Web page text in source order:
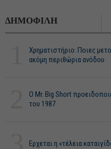
ΔΗΜΟΦΙΛΗ
Χρηματιστήριο: Ποιες
ακόμη περιθώρια ανόδου
O Mr. Big Short
του 1987
Ερχεται η «τέλεια